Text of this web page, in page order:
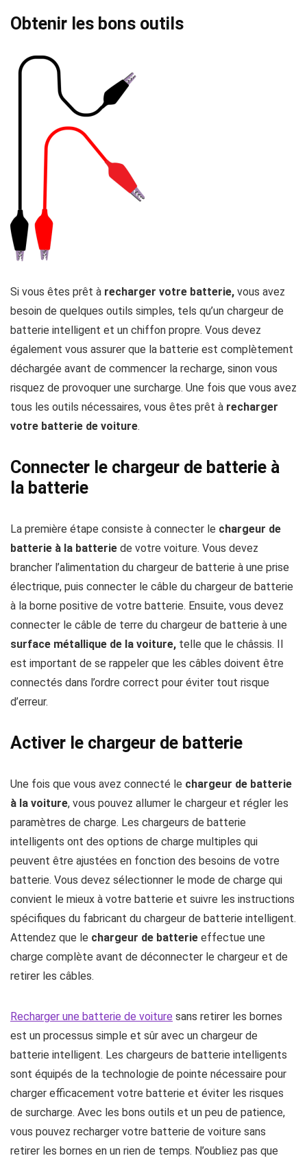
Obtenir les bons outils
Si vous êtes prêt à recharger votre batterie, vous avez
besoin de quelques outils simples, tels qu’un chargeur de
batterie intelligent et un chiffon propre. Vous devez
également vous assurer que la batterie est complètement
déchargée avant de commencer la recharge, sinon vous
risquez de provoquer une surcharge. Une fois que vous avez
tous les outils nécessaires, vous êtes prêt à recharger
votre batterie de voiture.
Connecter le chargeur de batterie à
la batterie
La première étape consiste à connecter le chargeur de
batterie à la batterie de votre voiture. Vous devez
brancher l’alimentation du chargeur de batterie à une prise
électrique, puis connecter le câble du chargeur de batterie
à la borne positive de votre batterie. Ensuite, vous devez
connecter le câble de terre du chargeur de batterie à une
surface métallique de la voiture, telle que le châssis. Il
est important de se rappeler que les câbles doivent être
connectés dans l’ordre correct pour éviter tout risque
d’erreur.
Activer le chargeur de batterie
Une fois que vous avez connecté le chargeur de batterie
à la voiture, vous pouvez allumer le chargeur et régler les
paramètres de charge. Les chargeurs de batterie
intelligents ont des options de charge multiples qui
peuvent être ajustées en fonction des besoins de votre
batterie. Vous devez sélectionner le mode de charge qui
convient le mieux à votre batterie et suivre les instructions
spécifiques du fabricant du chargeur de batterie intelligent.
Attendez que le chargeur de batterie effectue une
charge complète avant de déconnecter le chargeur et de
retirer les câbles.
Recharger une batterie de voiture sans retirer les bornes
est un processus simple et sûr avec un chargeur de
batterie intelligent. Les chargeurs de batterie intelligents
sont équipés de la technologie de pointe nécessaire pour
charger efficacement votre batterie et éviter les risques
de surcharge. Avec les bons outils et un peu de patience,
vous pouvez recharger votre batterie de voiture sans
retirer les bornes en un rien de temps. N’oubliez pas que